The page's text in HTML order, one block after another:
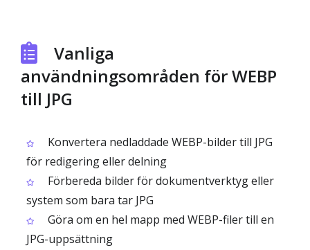
Vanliga
användningsområden för WEBP
till JPG
Konvertera nedladdade WEBP-bilder till JPG
för redigering eller delning
Förbereda bilder för dokumentverktyg eller
system som bara tar JPG
Göra om en hel mapp med WEBP-filer till en
JPG-uppsättning